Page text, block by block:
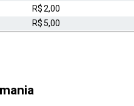
R$ 2,00
R$ 5,00